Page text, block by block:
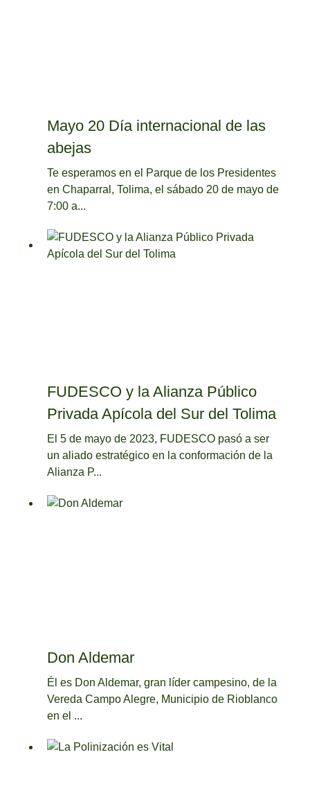
Mayo 20 Día internacional de las
abejas
Te esperamos en el Parque de los Presidentes
en Chaparral, Tolima, el sábado 20 de mayo de
7:00 a...
FUDESCO y la Alianza Público
Privada Apícola del Sur del Tolima
El 5 de mayo de 2023, FUDESCO pasó a ser
un aliado estratégico en la conformación de la
Alianza P...
Don Aldemar
Él es Don Aldemar, gran líder campesino, de la
Vereda Campo Alegre, Municipio de Rioblanco
en el ...